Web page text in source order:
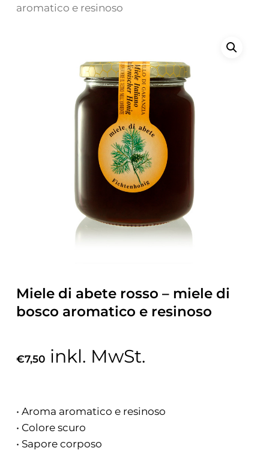
aromatico e resinoso
Miele di abete rosso – miele di
bosco aromatico e resinoso
€7,50 inkl. MwSt.
• Aroma aromatico e resinoso
• Colore scuro
• Sapore corposo